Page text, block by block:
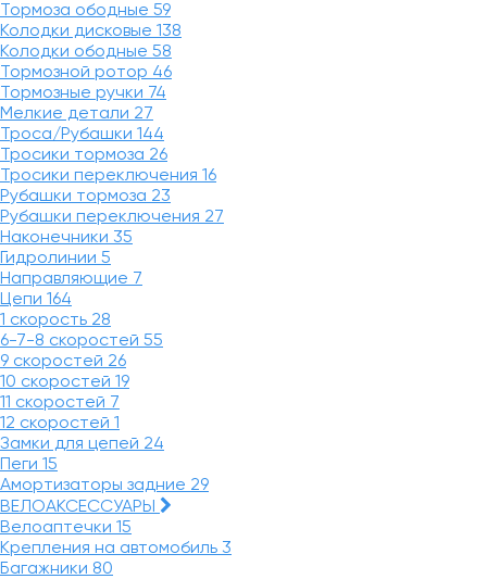
Тормоза ободные 59
Колодки дисковые 138
Колодки ободные 58
Тормозной ротор 46
Тормозные ручки 74
Мелкие детали 27
Троса/Рубашки 144
Тросики тормоза 26
Тросики переключения 16
Рубашки тормоза 23
Рубашки переключения 27
Наконечники 35
Гидролинии 5
Направляющие 7
Цепи 164
1 скорость 28
6-7-8 скоростей 55
9 скоростей 26
10 скоростей 19
11 скоростей 7
12 скоростей 1
Замки для цепей 24
Пеги 15
Амортизаторы задние 29
ВЕЛОАКСЕССУАРЫ
Велоаптечки 15
Крепления на автомобиль 3
Багажники 80